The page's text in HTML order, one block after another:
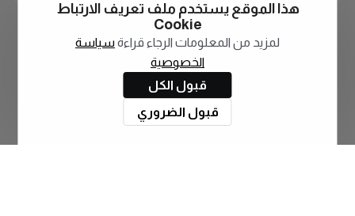
هذا الموقع يستخدم ملف تعريف الارتباط
Cookie
لمزيد من المعلومات الرجاء قراءة سياسة
الخصوصية
قبول الكل
قبول الضروري